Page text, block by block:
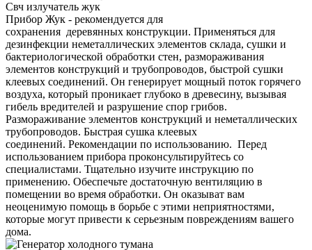
Свч излучатель жук
Прибор Жук - рекомендуется для
сохранения деревянных конструкции. Применяться для
дезинфекции неметаллических элементов склада, сушки и
бактериологической обработки стен, размораживания
элементов конструкций и трубопроводов, быстрой сушки
клеевых соединений. Он генерирует мощный поток горячего
воздуха, который проникает глубоко в древесину, вызывая
гибель вредителей и разрушение спор грибов.
Размораживание элементов конструкций и неметаллических
трубопроводов. Быстрая сушка клеевых
соединений. Рекомендации по использованию. Перед
использованием прибора проконсультируйтесь со
специалистами. Тщательно изучите инструкцию по
применению. Обеспечьте достаточную вентиляцию в
помещении во время обработки. Он оказыват вам
неоценимую помощь в борьбе с этими неприятностями,
которые могут привести к серьезным повреждениям вашего
дома.